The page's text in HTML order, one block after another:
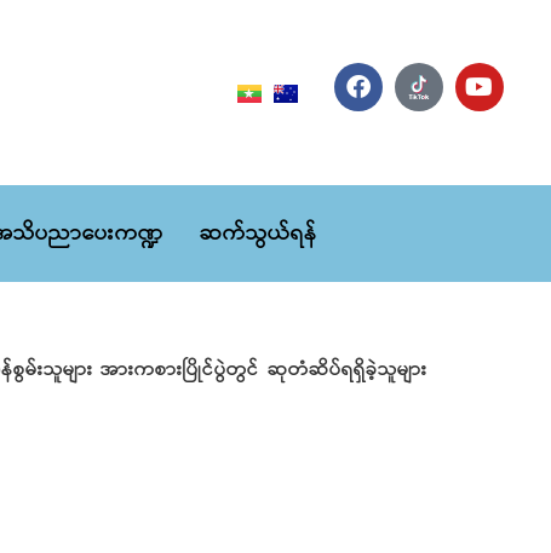
သိပညာပေးကဏ္ဍ ဆက်သွယ်ရန်
မ်းသူများ အားကစားပြိုင်ပွဲတွင် ဆုတံဆိပ်ရရှိခဲ့သူများ